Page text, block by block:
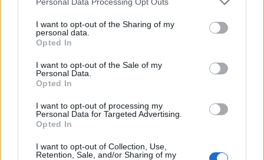
I want to opt-out of the Sharing of my
personal data.
Opted In
I want to opt-out of the Sale of my
Personal Data.
Opted In
I want to opt-out of processing my
Personal Data for Targeted Advertising.
Opted In
I want to opt-out of Collection, Use,
Retention, Sale, and/or Sharing of my
Zjarri masiv që përfshiu
Krujën duke shkrumbuar
sipërfaqe të mëdha/
Rama: Shmangëm një
bilanc tragjik
Sot dita e 71 e revoltës/
kërkojnë ndryshim të
klasës politike: Rama jep